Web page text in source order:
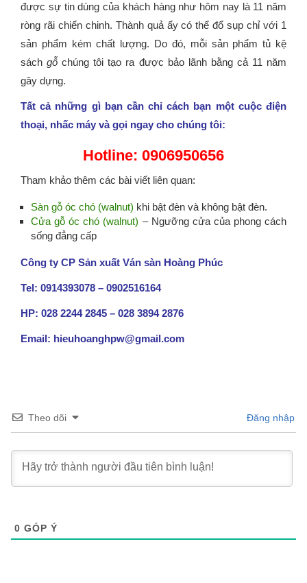
được sự tin dùng của khách hàng như hôm nay là 11 năm
ròng rãi chiến chinh. Thành quả ấy có thể đổ sụp chỉ với 1
sản phẩm kém chất lượng. Do đó, mỗi sản phẩm tủ kệ
sách gỗchúng tôi tạo ra được bảo lãnh bằng cả 11 năm
gây dựng.
Tất cả những gì bạn cần chỉ cách bạn một cuộc điện
thoại, nhấc máy và gọi ngay cho chúng tôi:
Hotline: 0906950656
Tham khảo thêm các bài viết liên quan:
Sàn gỗ óc chó (walnut) khi bật đèn và không bật đèn.
Cửa gỗ óc chó (walnut) – Ngưỡng cửa của phong cách
sống đẳng cấp
Công ty CP Sản xuất Ván sàn Hoàng Phúc
Tel: 0914393078 – 0902516164
HP: 028 2244 2845 – 028 3894 2876
Email: hieuhoanghpw@gmail.com
Theo dõi Đăng nhập
0 GÓP Ý